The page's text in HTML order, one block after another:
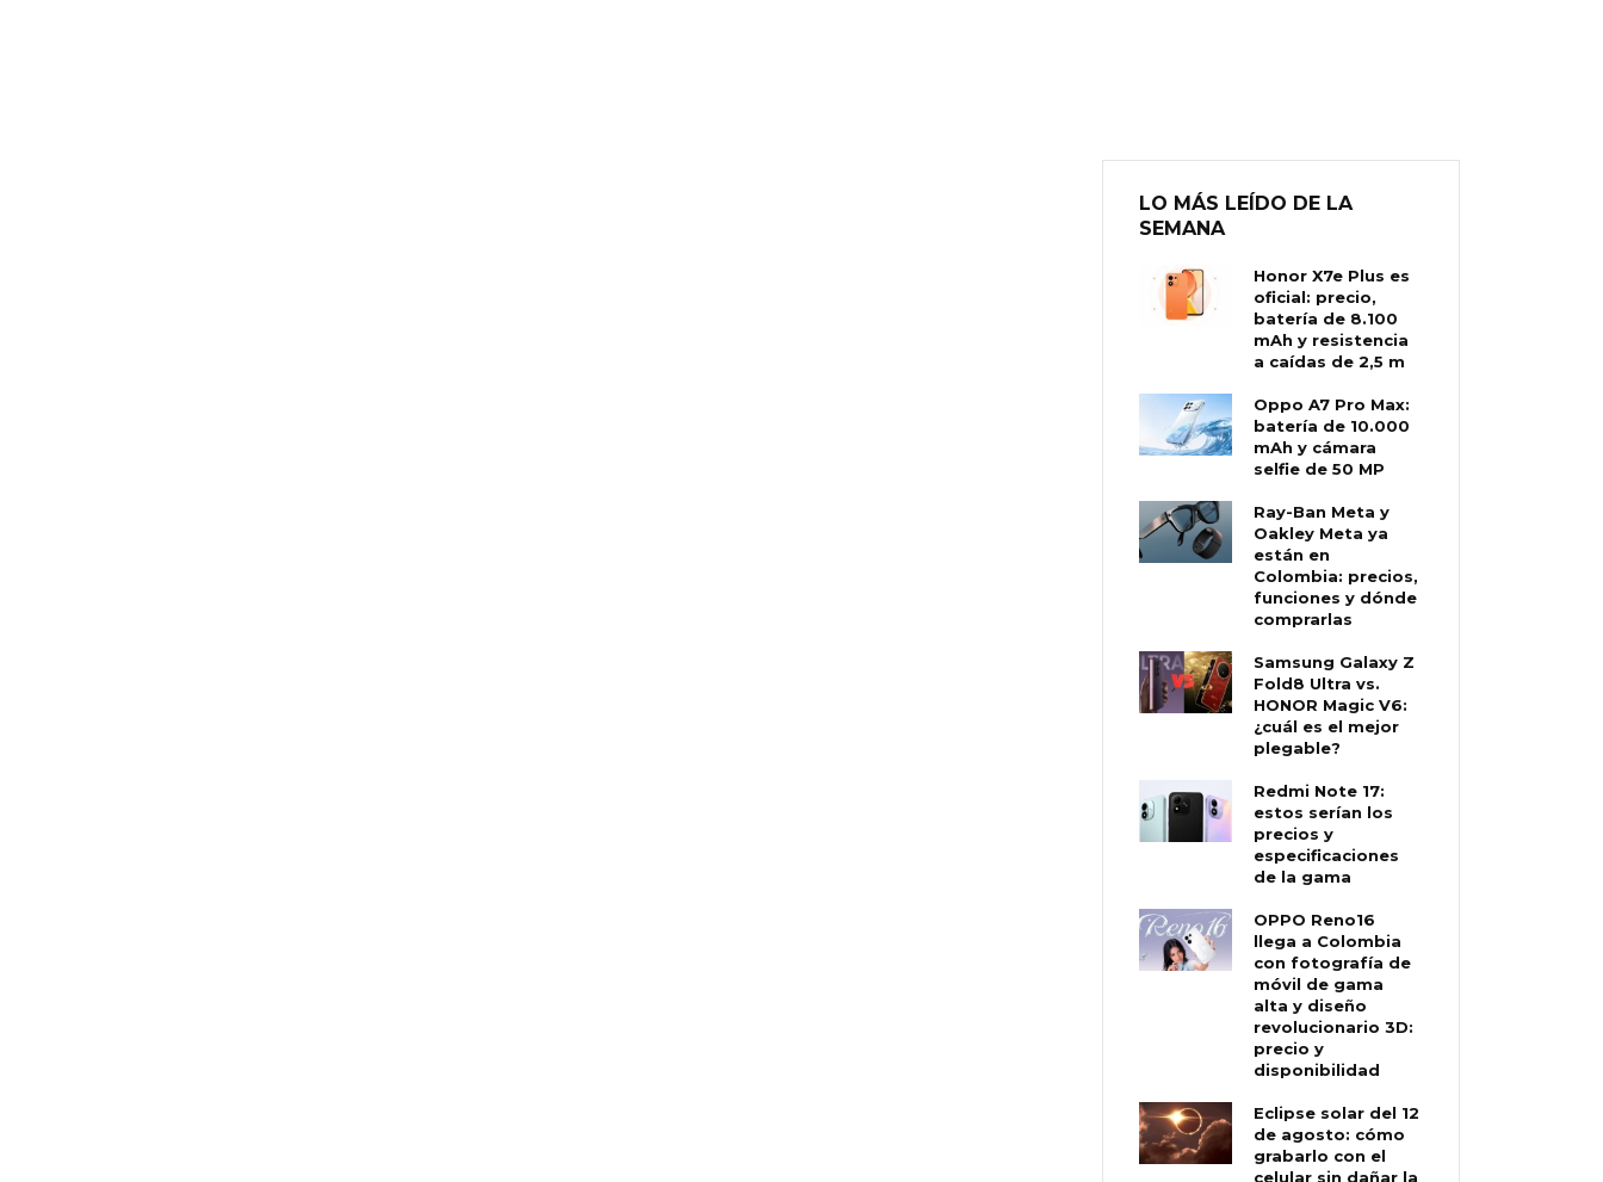
LO MÁS LEÍDO DE LA
SEMANA
Honor X7e Plus es
oficial: precio,
batería de 8.100
mAh y resistencia
a caídas de 2,5 m
Oppo A7 Pro Max:
batería de 10.000
mAh y cámara
selfie de 50 MP
Ray-Ban Meta y
Oakley Meta ya
están en
Colombia: precios,
funciones y dónde
comprarlas
Samsung Galaxy Z
Fold8 Ultra vs.
HONOR Magic V6:
¿cuál es el mejor
plegable?
Redmi Note 17:
estos serían los
precios y
especificaciones
de la gama
OPPO Reno16
llega a Colombia
con fotografía de
móvil de gama
alta y diseño
revolucionario 3D:
precio y
disponibilidad
Eclipse solar del 12
de agosto: cómo
grabarlo con el
celular sin dañar la